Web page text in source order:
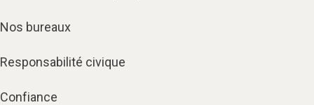
Nos bureaux
Responsabilité civique
Confiance